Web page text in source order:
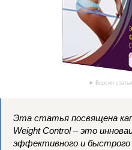
Версия
Эта статья посвящена
Weight Control – это
эффективного и